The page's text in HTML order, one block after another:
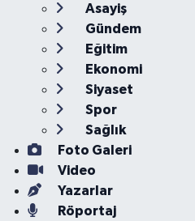
Asayiş
Gündem
Eğitim
Ekonomi
Siyaset
Spor
Sağlık
Foto Galeri
Video
Yazarlar
Röportaj